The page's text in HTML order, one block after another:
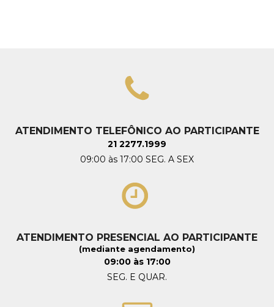
ATENDIMENTO TELEFÔNICO AO PARTICIPANTE
21 2277.1999
09:00 às 17:00 SEG. A SEX
ATENDIMENTO PRESENCIAL AO PARTICIPANTE
(mediante agendamento)
09:00 às 17:00
SEG. E QUAR.